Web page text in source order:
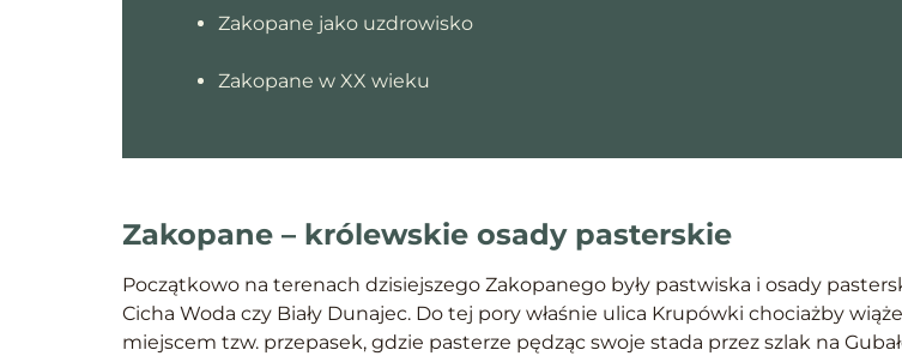
Zakopane jako uzdrowisko
Zakopane w XX wieku
Zakopane – królewskie osady pasterskie
Początkowo na terenach dzisiejszego Zakopanego były pastwiska i osady
Cicha Woda czy Biały Dunajec. Do tej pory właśnie ulica Krupówki chociażby
miejscem tzw. przepasek, gdzie pasterze pędząc swoje stada przez szlak na